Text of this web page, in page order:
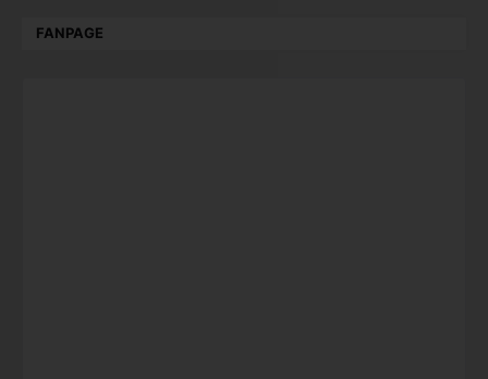
FANPAGE